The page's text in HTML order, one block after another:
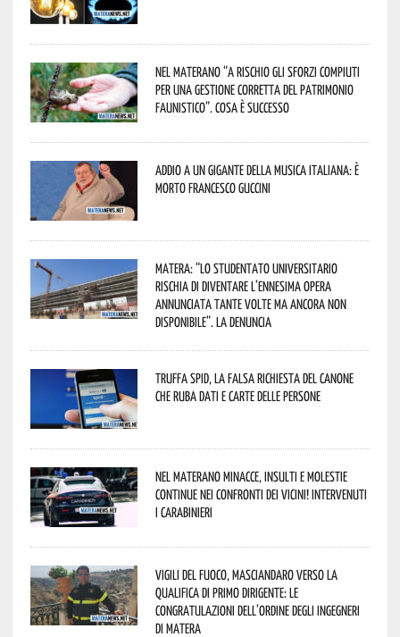
Nel materano “a rischio gli sforzi compiuti
per una gestione corretta del patrimonio
faunistico”. Cosa è successo
Addio a un gigante della musica italiana: è
morto Francesco Guccini
Matera: “Lo studentato universitario
rischia di diventare l’ennesima opera
annunciata tante volte ma ancora non
disponibile”. La denuncia
Truffa Spid, la falsa richiesta del canone
che ruba dati e carte delle persone
Nel materano minacce, insulti e molestie
continue nei confronti dei vicini! Intervenuti
i Carabinieri
Vigili del Fuoco, Masciandaro verso la
qualifica di Primo Dirigente: le
congratulazioni dell’Ordine degli Ingegneri
di Matera